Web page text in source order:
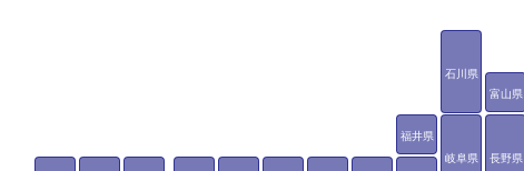
富山県
石川県
福井県
長野県
岐阜県